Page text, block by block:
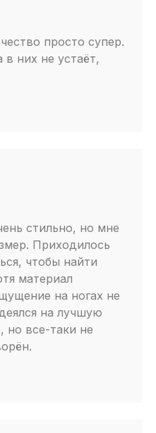
просто супер.
в них не устаёт,
стильно, но мне
Приходилось
чтобы найти
материал
на ногах не
на лучшую
но все-таки не